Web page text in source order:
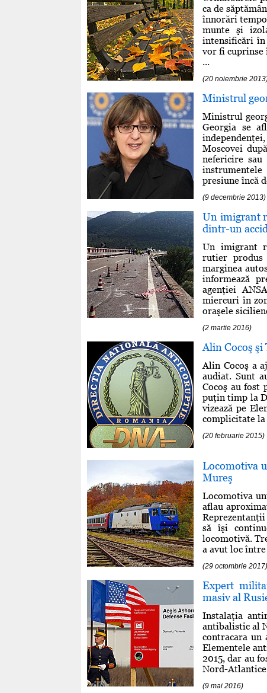
ca de
înnorări
munte şi
intensificări
vor fi cuprinse
...
(20 noiembrie
Ministrul
Ministrul
Georgia se
Moscovei
nefericire
presiune încă
(9 decembrie 2013)
Un imigrant
dintr-un
Un imigrant
rutier
marginea
informează
agenţiei
miercuri în
oraşele
(2 martie 2016)
Alin Cocoş şi
Alin Cocoş a
audiat. Sunt
Cocoş au fost
puţin timp la
vizează pe
complicitate la
(20 februarie 2015)
Locomotiva
Mureş
Locomotiva
aflau
să îşi
locomotivă.
a avut loc
(29 octombrie 2017)
Expert
masiv al
Instalaţia
antibalistic al
contracara un
Elementele
2015, dar au
Nord-
(9 mai 2016)